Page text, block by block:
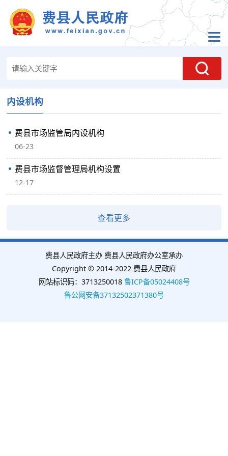
内设机构
费县市场监管局内设机构
06-23
费县市场监督管理局机构设置
12-17
查看更多
费县人民政府主办 费县人民政府办公室承办
Copyright © 2014-2022 费县人民政府
网站标识码：3713250018 鲁ICP备05024408号
鲁公网安备37132502371380号